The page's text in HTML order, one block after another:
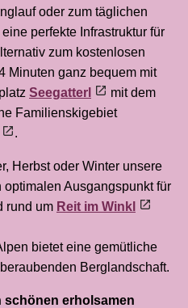
oder zum täglichen
eine perfekte Infrastruktur für
zum kostenlosen
Minuten ganz bequem mit
Seegatterl
mit dem
Familienskigebiet
.
Herbst oder Winter unsere
optimalen Ausgangspunkt für
rund um Reit im Winkl
bietet eine gemütliche
Berglandschaft.
schönen erholsamen